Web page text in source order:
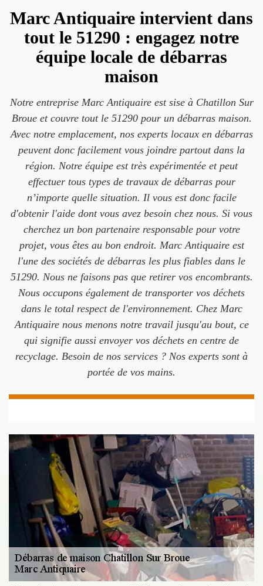
Marc Antiquaire intervient dans
tout le 51290 : engagez notre
équipe locale de débarras
maison
Notre entreprise Marc Antiquaire est sise à Chatillon Sur
Broue et couvre tout le 51290 pour un débarras maison.
Avec notre emplacement, nos experts locaux en débarras
peuvent donc facilement vous joindre partout dans la
région. Notre équipe est très expérimentée et peut
effectuer tous types de travaux de débarras pour
n’importe quelle situation. Il vous est donc facile
d'obtenir l'aide dont vous avez besoin chez nous. Si vous
cherchez un bon partenaire responsable pour votre
projet, vous êtes au bon endroit. Marc Antiquaire est
l'une des sociétés de débarras les plus fiables dans le
51290. Nous ne faisons pas que retirer vos encombrants.
Nous occupons également de transporter vos déchets
dans le total respect de l'environnement. Chez Marc
Antiquaire nous menons notre travail jusqu'au bout, ce
qui signifie aussi envoyer vos déchets en centre de
recyclage. Besoin de nos services ? Nos experts sont à
portée de vos mains.